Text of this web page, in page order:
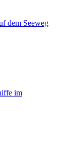
dem Seeweg
im